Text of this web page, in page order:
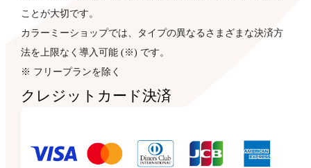
ことが大切です。
カラーミーショップでは、タイプの異なるさまざまな決済方
法を上限なく導入可能 (※) です。
※ フリープランを除く
クレジットカード決済